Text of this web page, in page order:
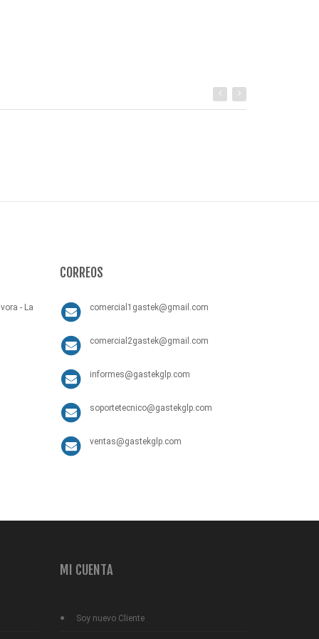
- La
CORREOS
comercial1gastek@gmail.com
comercial2gastek@gmail.com
informes@gastekglp.com
soportetecnico@gastekglp.com
ventas@gastekglp.com
MI CUENTA
Soy nuevo Cliente